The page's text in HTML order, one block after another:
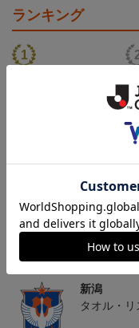
ランキング
26傘型サンシェード
4,400円
30
い
新潟
タオル・リ